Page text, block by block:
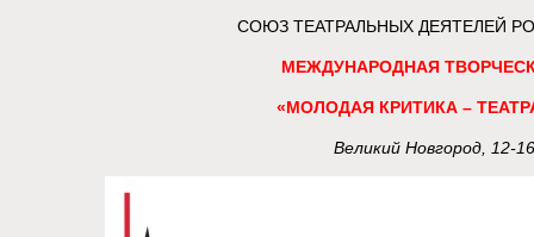
СОЮЗ ТЕАТРАЛЬНЫХ ДЕЯТЕЛЕЙ
МЕЖДУНАРОДНАЯ
«МОЛОДАЯ КРИТИКА –
Великий Новгород, 12-